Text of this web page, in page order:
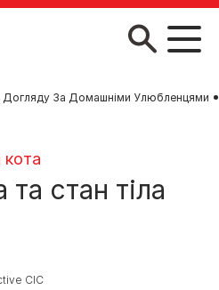
Догляду За Домашніми Улюбленцями
кота
стан тіла
CIC